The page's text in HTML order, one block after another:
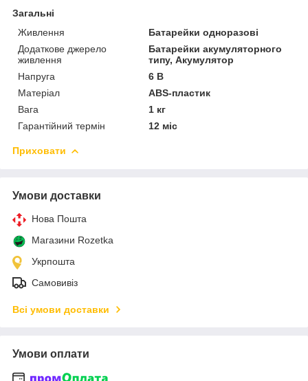
Загальні
Живлення
Батарейки одноразові
Додаткове джерело
живлення
Батарейки акумуляторного
типу, Акумулятор
Напруга
6 В
Матеріал
ABS-пластик
Вага
1 кг
Гарантійний термін
12 міс
Приховати
Умови доставки
Нова Пошта
Магазини Rozetka
Укрпошта
Самовивіз
Всі умови доставки
Умови оплати